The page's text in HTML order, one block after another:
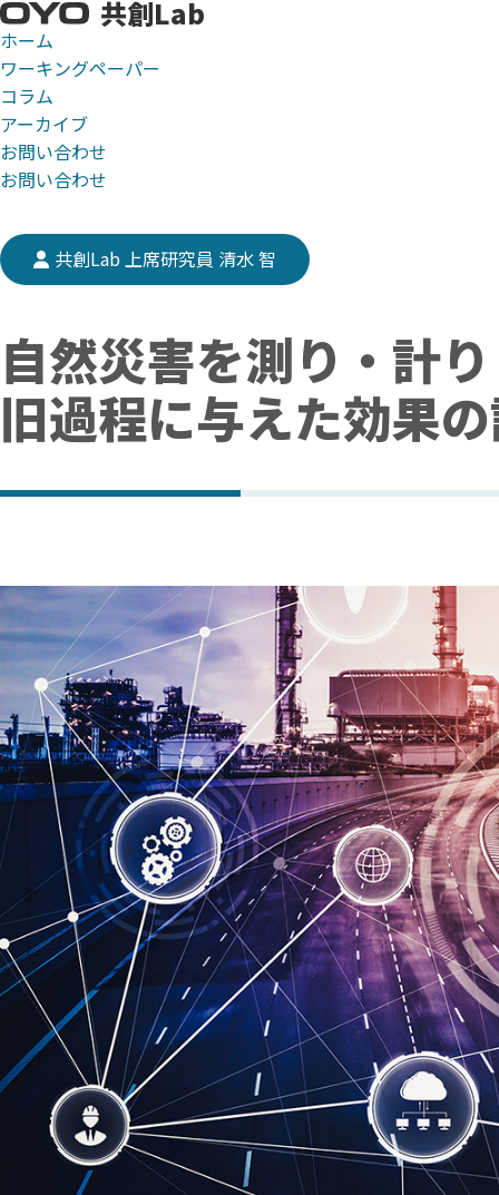
共創Lab
ホーム
ワーキングペーパー
コラム
アーカイブ
お問い合わせ
お問い合わせ
ホーム
共創Lab 上席研究員 清水 智
自然災害を測り・計
旧過程に与えた効果